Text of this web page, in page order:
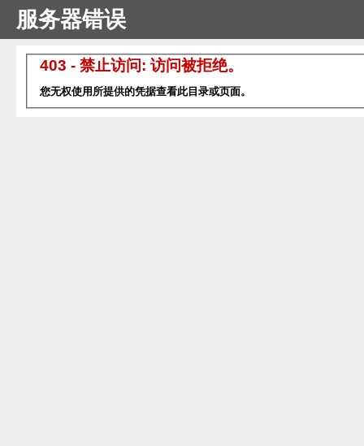
服务器错误
403 - 禁止访问: 访问被拒绝。
您无权使用所提供的凭据查看此目录或页面。